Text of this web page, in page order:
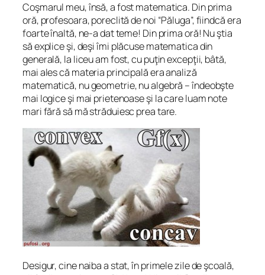
Coşmarul meu, însă, a fost matematica. Din prima
oră, profesoara, poreclită de noi “Păluga”, fiindcă era
foarte înaltă, ne-a dat teme! Din prima oră! Nu ştia
să explice şi, deşi îmi plăcuse matematica din
generală, la liceu am fost, cu puţin excepţii, bâtă,
mai ales că materia principală era analiză
matematică, nu geometrie, nu algebră – îndeobşte
mai logice şi mai prietenoase şi la care luam note
mari fără să mă străduiesc prea tare.
Desigur, cine naiba a stat, în primele zile de şcoală,